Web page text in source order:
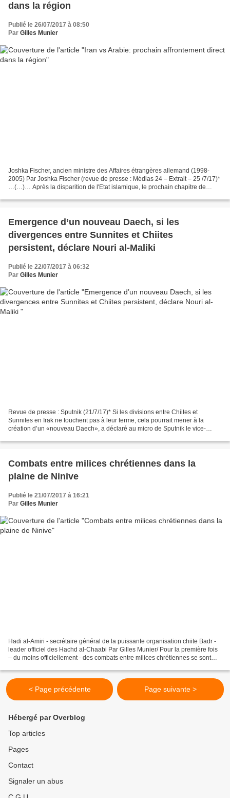
dans la région
Publié le 26/07/2017 à 08:50
Par Gilles Munier
Joshka Fischer, ancien ministre des Affaires étrangères allemand (1998-
2005) Par Joshka Fischer (revue de presse : Médias 24 – Extrait – 25 /7/17)*
…(…)… Après la disparition de l'Etat islamique, le prochain chapitre de
Emergence d’un nouveau Daech, si les
divergences entre Sunnites et Chiites
persistent, déclare Nouri al-Maliki
Publié le 22/07/2017 à 06:32
Par Gilles Munier
Revue de presse : Sputnik (21/7/17)* Si les divisions entre Chiites et
Sunnites en Irak ne touchent pas à leur terme, cela pourrait mener à la
création d’un «nouveau Daech», a déclaré au micro de Sputnik le vice-
Combats entre milices chrétiennes dans la
plaine de Ninive
Publié le 21/07/2017 à 16:21
Par Gilles Munier
Hadi al-Amiri - secrétaire général de la puissante organisation chiite Badr -
leader officiel des Hachd al-Chaabi Par Gilles Munier/ Pour la première fois
– du moins officiellement - des combats entre milices chrétiennes se sont
< Page précédente Page suivante >
Hébergé par Overblog
Top articles
Pages
Contact
Signaler un abus